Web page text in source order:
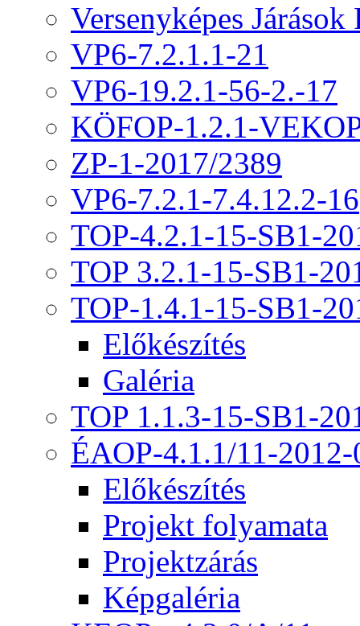
Versenyképes Járások
VP6-7.2.1.1-21
VP6-19.2.1-56-2.-17
KÖFOP-1.2.1-
ZP-1-2017/2389
VP6-7.2.1-7.4.12.2-16
TOP-4.2.1-15-SB1-
TOP 3.2.1-15-SB1-
TOP-1.4.1-15-SB1-
Előkészítés
Galéria
TOP 1.1.3-15-SB1-
ÉAOP-4.1.1/11-2012-
Előkészítés
Projekt folyamata
Projektzárás
Képgaléria